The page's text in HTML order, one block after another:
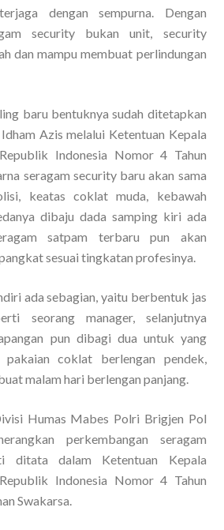
dengan sempurna. Dengan
security bukan unit, security
dan mampu membuat perlindungan
baru bentuknya sudah ditetapkan
Azis melalui Ketentuan Kepala
Indonesia Nomor 4 Tahun
seragam security baru akan sama
keatas coklat muda, kebawah
dibaju dada samping kiri ada
satpam terbaru pun akan
sesuai tingkatan profesinya.
ada sebagian, yaitu berbentuk jas
seorang manager, selanjutnya
pun dibagi dua untuk yang
coklat berlengan pendek,
malam hari berlengan panjang.
Humas Mabes Polri Brigjen Pol
perkembangan seragam
ditata dalam Ketentuan Kepala
Indonesia Nomor 4 Tahun
Swakarsa.